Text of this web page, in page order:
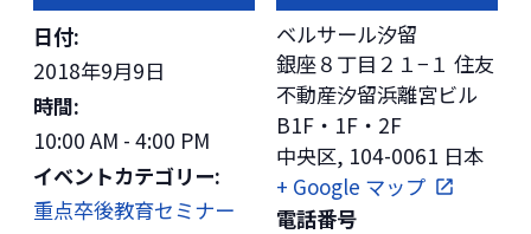
日付:
2018年9月9日
時間:
10:00 AM - 4:00 PM
イベントカテゴリー:
重点卒後教育セミナー
ベルサール汐留
銀座８丁目２１−１ 住友
不動産汐留浜離宮ビル
B1F・1F・2F
中央区, 104-0061 日本
+ Google マップ
電話番号